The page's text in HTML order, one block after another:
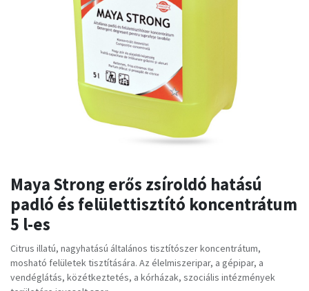
Maya Strong erős zsíroldó hatású
padló és felülettisztító koncentrátum
5 l-es
Citrus illatú, nagyhatású általános tisztítószer koncentrátum,
mosható felületek tisztítására. Az élelmiszeripar, a gépipar, a
vendéglátás, közétkeztetés, a kórházak, szociális intézmények